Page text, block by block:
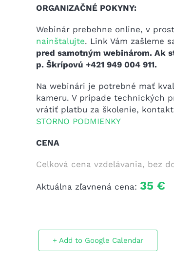
ORGANIZAČNÉ POKYNY:
Webinár prebehne online, v
nainštalujte. Link Vám zašleme
pred samotným webinárom. Ak
p. Škrípovú +421 949 004 911.
Na webinári je potrebné mať
kameru. V prípade technických
vrátiť platbu za školenie,
STORNO PODMIENKY
CENA
Celková cena vzdelávania, bez
Aktuálna zľavnená cena: 35 €
+ Add to Google Calendar